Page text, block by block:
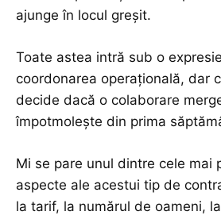
ajunge în locul greșit.
Toate astea intră sub o
coordonarea operațională, dar
decide dacă o colaborare
împotmolește din prima
Mi se pare unul dintre cele mai
aspecte ale acestui tip de
la tarif, la numărul de oameni,